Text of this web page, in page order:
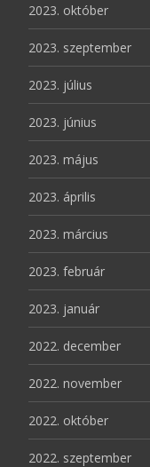
2023. október
2023. szeptember
2023. július
2023. június
2023. május
2023. április
2023. március
2023. február
2023. január
2022. december
2022. november
2022. október
2022. szeptember